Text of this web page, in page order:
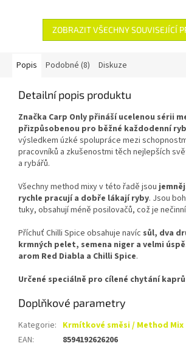
ZOBRAZIT VŠECHNY SOUVISEJÍCÍ
Popis Podobné (8) Diskuze
Detailní popis produktu
Značka Carp Only přináší ucelenou sérii
přizpůsobenou pro běžné každodenní
výsledkem úzké spolupráce mezi
pracovníků a zkušenostmi těch nejlepších
a rybářů.
Všechny method mixy v této řadě jsou
rychle pracují a dobře lákají ryby. Jsou
tuky, obsahují méně posilovačů, což je
Příchuť Chilli Spice obsahuje navíc sůl, dva
krmných pelet, semena niger a velmi
arom Red Diabla a Chilli Spice.
Určené speciálně pro cílené chytání
Doplňkové parametry
Kategorie: Krmítkové směsi / Method Mix
EAN: 8594192626206